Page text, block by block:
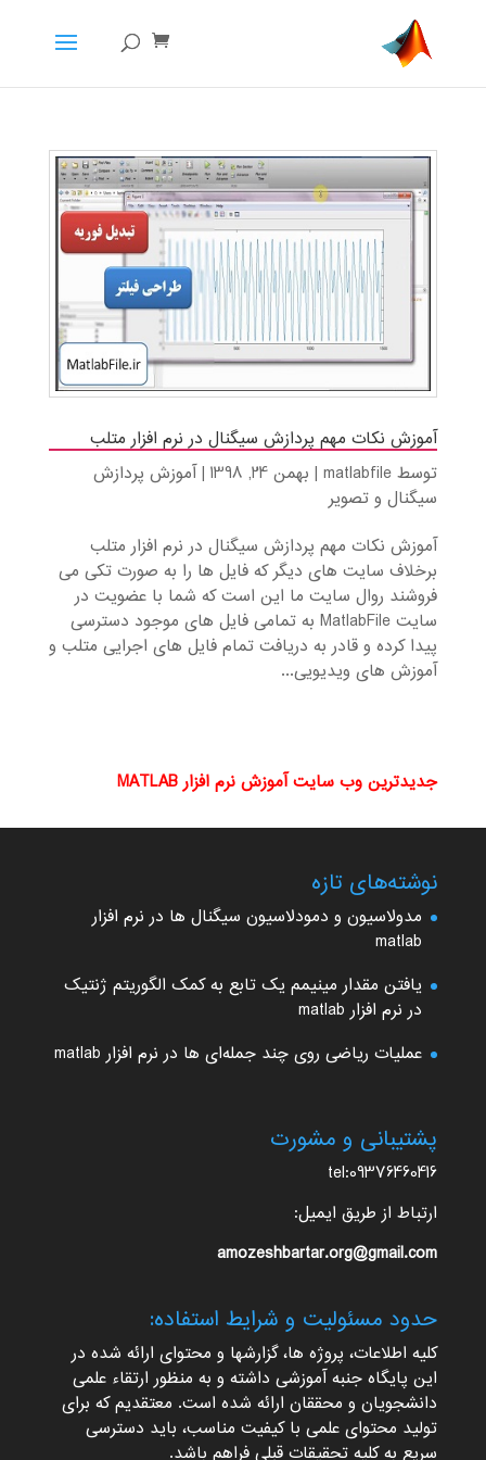
آموزش نکات مهم پردازش سیگنال در نرم افزار متلب
توسطmatlabfile
| بهمن 24, 1398 |آموزش پردازش
سیگنال و تصویر
آموزش نکات مهم پردازش سیگنال در نرم افزار متلب
برخلاف سایت های دیگر که فایل ها را به صورت تکی می
فروشند روال سایت ما این است که شما با عضویت در
سایت MatlabFile به تمامی فایل های موجود دسترسی
پیدا کرده و قادر به دریافت تمام فایل های اجرایی متلب و
آموزش های ویدیویی...
جدیدترین وب سایت آموزش نرم افزار MATLAB
نوشته‌های تازه
مدولاسیون و دمودلاسیون سیگنال ها در نرم افزار
matlab
یافتن مقدار مینیمم یک تابع به کمک الگوریتم ژنتیک
در نرم افزار matlab
عملیات ریاضی روی چند جمله‌ای ها در نرم افزار matlab
پشتیبانی و مشورت
tel:09376460416
ارتباط از طریق ایمیل:
amozeshbartar.org@gmail.com
حدود مسئولیت و شرایط استفاده:
کلیه اطلاعات، پروژه ها، گزارشها و محتوای ارائه شده در
این پایگاه جنبه آموزشی داشته و به منظور ارتقاء علمی
دانشجویان و محققان ارائه شده است. معتقدیم که برای
تولید محتوای علمی با کیفیت مناسب، باید دسترسی
سریع به کلیه تحقیقات قبلی فراهم باشد.